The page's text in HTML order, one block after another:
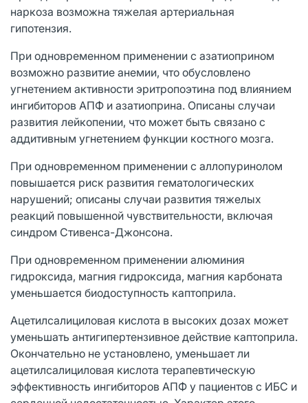
наркоза возможна тяжелая артериальная
гипотензия.
При одновременном применении с азатиоприном
возможно развитие анемии, что обусловлено
угнетением активности эритропоэтина под влиянием
ингибиторов АПФ и азатиоприна. Описаны случаи
развития лейкопении, что может быть связано с
аддитивным угнетением функции костного мозга.
При одновременном применении с аллопуринолом
повышается риск развития гематологических
нарушений; описаны случаи развития тяжелых
реакций повышенной чувствительности, включая
синдром Стивенса-Джонсона.
При одновременном применении алюминия
гидроксида, магния гидроксида, магния карбоната
уменьшается биодоступность каптоприла.
Ацетилсалициловая кислота в высоких дозах может
уменьшать антигипертензивное действие каптоприла.
Окончательно не установлено, уменьшает ли
ацетилсалициловая кислота терапевтическую
эффективность ингибиторов АПФ у пациентов с ИБС и